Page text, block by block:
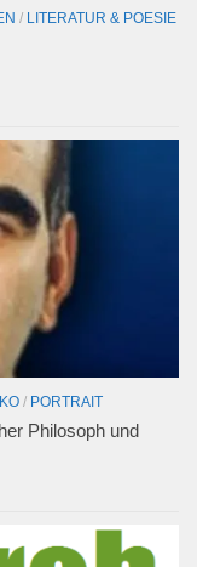
/ LITERATUR & POESIE
/ PORTRAIT
Philosoph und